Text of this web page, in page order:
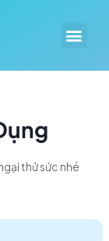
thử sức nhé